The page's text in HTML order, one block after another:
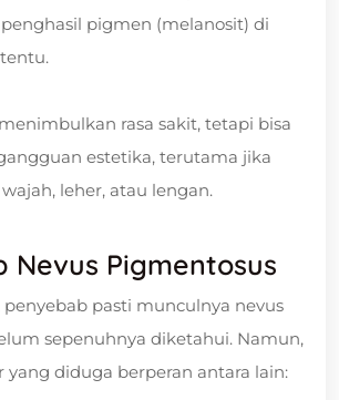
pigmen (melanosit) di
rasa sakit, tetapi bisa
estetika, terutama jika
leher, atau lengan.
Nevus Pigmentosus
penyebab pasti munculnya nevus
sepenuhnya diketahui. Namun,
yang diduga berperan antara lain: